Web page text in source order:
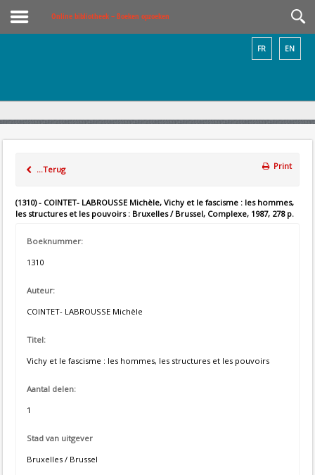
Online bibliotheek – Boeken opzoeken
EN
FR
...Terug Print
(1310) - COINTET- LABROUSSE Michèle, Vichy et le fascisme : les hommes,
les structures et les pouvoirs : Bruxelles / Brussel, Complexe, 1987, 278 p.
Boeknummer:
1310
Auteur:
COINTET- LABROUSSE Michèle
Titel:
Vichy et le fascisme : les hommes, les structures et les pouvoirs
Aantal delen:
1
Stad van uitgever
Bruxelles / Brussel